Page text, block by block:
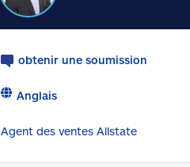
obtenir une soumission
Anglais
Agent des ventes Allstate